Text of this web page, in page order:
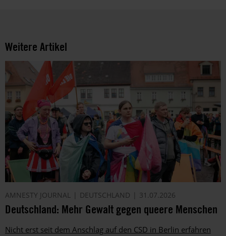
Weitere Artikel
AMNESTY JOURNAL DEUTSCHLAND 31.07.2026
Deutschland: Mehr Gewalt gegen queere Menschen
Nicht erst seit dem Anschlag auf den CSD in Berlin erfahren